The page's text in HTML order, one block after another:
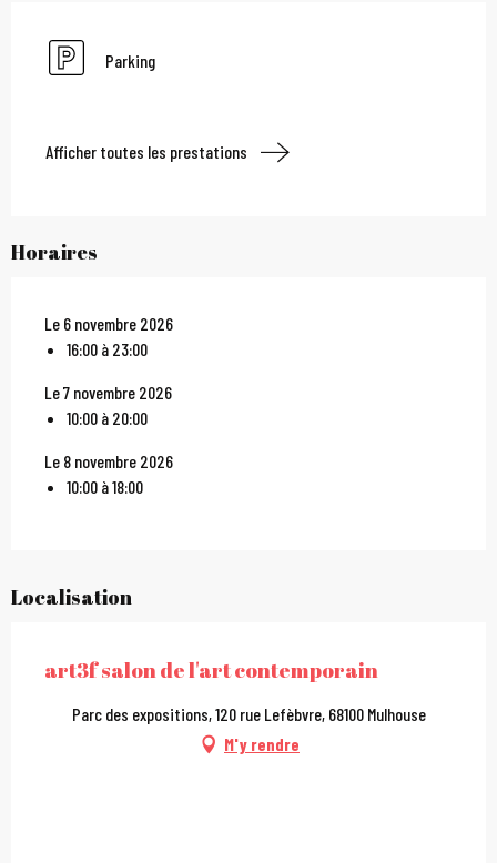
Parking
Afficher toutes les prestations
Horaires
Le 6 novembre 2026
16:00 à 23:00
Le 7 novembre 2026
10:00 à 20:00
Le 8 novembre 2026
10:00 à 18:00
Localisation
art3f salon de l'art contemporain
Parc des expositions, 120 rue Lefèbvre, 68100 Mulhouse
M'y rendre